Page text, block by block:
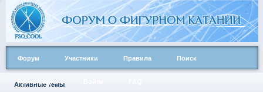
Форум Участники Правила Поиск
Активные темы